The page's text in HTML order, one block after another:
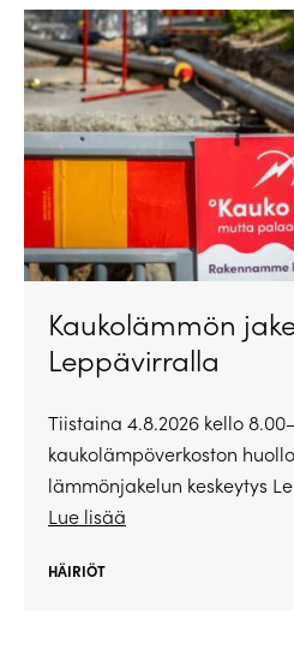
Kaukolämmön
Leppävirralla
Tiistaina 4.8.2026 kello
kaukolämpöverkoston
lämmönjakelun keskeytys
Lue lisää
HÄIRIÖT